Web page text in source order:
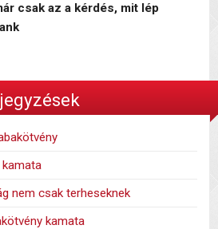
csak az a kérdés, mit lép
kamata
nem csak terheseknek
kamata